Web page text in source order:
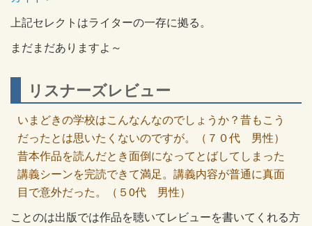
上記セレクトはライターの一存に拠る。
まだまだありますよ～
リスナーズレビュー
いまどきの学校はこんなんなのでしょうか？昔もこう
だったとは思いたくないのですが。（７０代 男性）
昔本作品を読んだとき面倒になってとばしてしまった
講義シーンを完読できて満足。講義内容が普通に真面
目で意外だった。（５0代 男性）
ことのは出版では作品を聴いてレビューを書いてくれる方